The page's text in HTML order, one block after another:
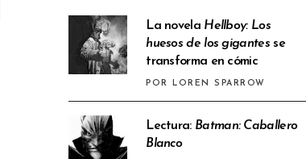
La novela Hellboy: Los
huesos de los gigantesse
transforma en cómic
POR LOREN SPARROW
Lectura: Batman: Caballero
Blanco